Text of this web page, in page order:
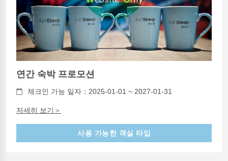
연간 숙박 프로모션
체크인 가능 일자：2025-01-01 ~ 2027-01-31
자세히 보기＞
사용 가능한 객실 타입